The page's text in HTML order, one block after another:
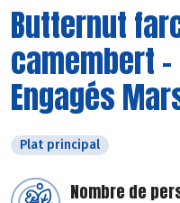
Butternut
camembert
Engagés
Plat principal
Nombre de